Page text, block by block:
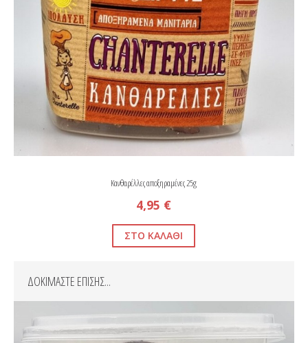
Κανθαρέλλες αποξηραμένες 25g
4,95 €
ΔΟΚΙΜΑΣΤΕ ΕΠΙΣΗΣ...